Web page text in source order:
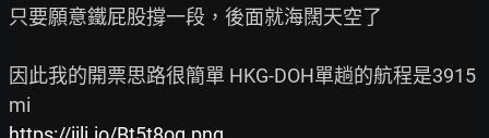
只要願意鐵屁股撐一段，後面就海闊天空了
因此我的開票思路很簡單 HKG-DOH單趟的航程是3915